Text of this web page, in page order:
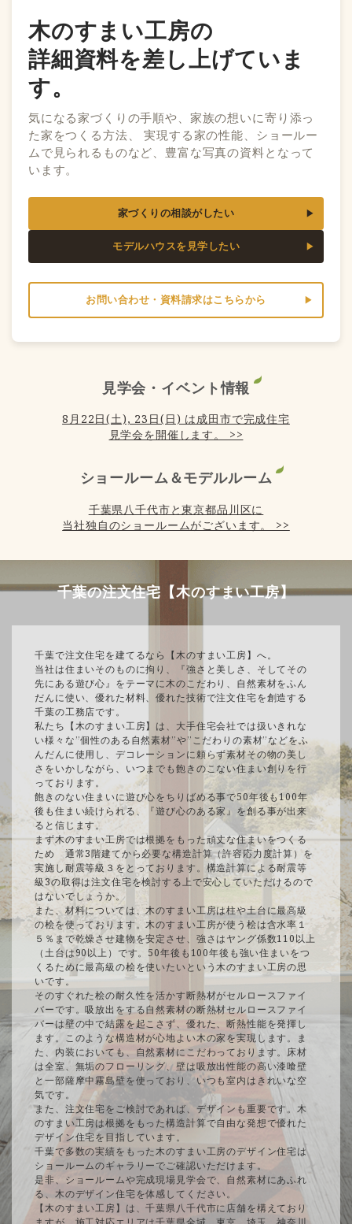
木のすまい工房の
詳細資料を差し上げていま
す。
気になる家づくりの手順や、家族の想いに寄り添っ
た家をつくる方法、 実現する家の性能、ショールー
ムで見られるものなど、豊富な写真の資料となって
います。
家づくりの相談がしたい
モデルハウスを見学したい
お問い合わせ・資料請求はこちらから
見学会・イベント情報
8月22日(土), 23日(日) は成田市で完成住宅
見学会を開催します。 >>
ショールーム＆モデルルーム
千葉県八千代市と東京都品川区に
当社独自のショールームがございます。 >>
千葉の注文住宅【木のすまい工房】
千葉で注文住宅を建てるなら【木のすまい工房】へ。
当社は住まいそのものに拘り、『強さと美しさ、そしてその
先にある遊び心』をテーマに木のこだわり、自然素材をふん
だんに使い、優れた材料、優れた技術で注文住宅を創造する
千葉の工務店です。
私たち【木のすまい工房】は、大手住宅会社では扱いきれな
い様々な”個性のある自然素材”や”こだわりの素材”などをふ
んだんに使用し、デコレーションに頼らず素材その物の美し
さをいかしながら、いつまでも飽きのこない住まい創りを行
っております。
飽きのない住まいに遊び心をちりばめる事で50年後も100年
後も住まい続けられる、『遊び心のある家』を創る事が出来
ると信じます。
まず木のすまい工房では根拠をもった頑丈な住まいをつくる
ため 通常3階建てから必要な構造計算（許容応力度計算）を
実施し耐震等級３をとっております。構造計算による耐震等
級3の取得は注文住宅を検討する上で安心していただけるので
はないでしょうか。
また、材料については、木のすまい工房は柱や土台に最高級
の桧を使っております。木のすまい工房が使う桧は含水率１
５％まで乾燥させ建物を安定させ、強さはヤング係数110以上
（土台は90以上）です。50年後も100年後も強い住まいをつ
くるために最高級の桧を使いたいという木のすまい工房の思
いです。
そのすぐれた桧の耐久性を活かす断熱材がセルロースファイ
バーです。吸放出をする自然素材の断熱材セルロースファイ
バーは壁の中で結露を起こさず、優れた、断熱性能を発揮し
ます。このような構造材が心地よい木の家を実現します。ま
た、内装においても、自然素材にこだわっております。床材
は全室、無垢のフローリング、壁は吸放出性能の高い漆喰壁
と一部薩摩中霧島壁を使っており、いつも室内はきれいな空
気です。
また、注文住宅をご検討であれば、デザインも重要です。木
のすまい工房は根拠をもった構造計算で自由な発想で優れた
デザイン住宅を目指しています。
千葉で多数の実績をもった木のすまい工房のデザイン住宅は
ショールームのギャラリーでご確認いただけます。
是非、ショールームや完成現場見学会で、自然素材にあふれ
る、木のデザイン住宅を体感してください。
【木のすまい工房】は、千葉県八千代市に店舗を構えており